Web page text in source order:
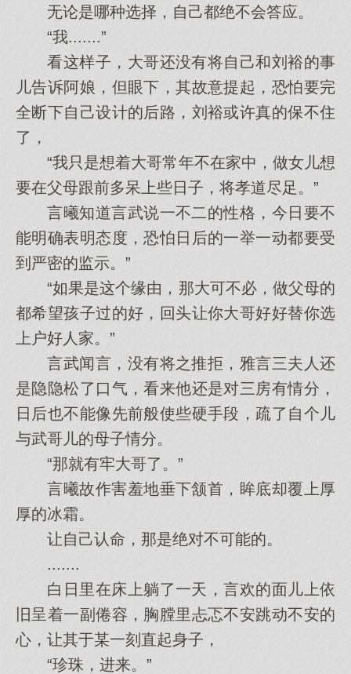
无论是哪种选择，自己都绝不会答应。
“我.......”
看这样子，大哥还没有将自己和刘裕的事
儿告诉阿娘，但眼下，其故意提起，恐怕要完
全断下自己设计的后路，刘裕或许真的保不住
了，
“我只是想着大哥常年不在家中，做女儿想
要在父母跟前多呆上些日子，将孝道尽足。”
言曦知道言武说一不二的性格，今日要不
能明确表明态度，恐怕日后的一举一动都要受
到严密的监示。”
“如果是这个缘由，那大可不必，做父母的
都希望孩子过的好，回头让你大哥好好替你选
上户好人家。”
言武闻言，没有将之推拒，雅言三夫人还
是隐隐松了口气，看来他还是对三房有情分，
日后也不能像先前般使些硬手段，疏了自个儿
与武哥儿的母子情分。
“那就有牢大哥了。”
言曦故作害羞地垂下颔首，眸底却覆上厚
厚的冰霜。
让自己认命，那是绝对不可能的。
.......
白日里在床上躺了一天，言欢的面儿上依
旧呈着一副倦容，胸膛里忐忑不安跳动不安的
心，让其于某一刻直起身子，
“珍珠，进来。”